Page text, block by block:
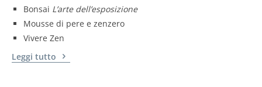
Bonsai L’arte dell’esposizione
Mousse di pere e zenzero
Vivere Zen
Leggi tutto